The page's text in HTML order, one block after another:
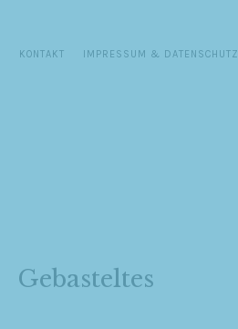
KONTAKT IMPRESSUM & DATENSCHUTZ
Gebasteltes